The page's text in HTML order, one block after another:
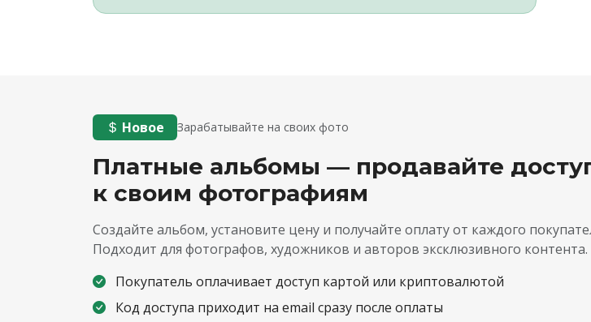
Новое Зарабатывайте на своих фото
Платные альбомы — продавайте
к своим фотографиям
Создайте альбом, установите цену и получайте оплату от каждого
Подходит для фотографов, художников и авторов эксклюзивного контента.
Покупатель оплачивает доступ картой или криптовалютой
Код доступа приходит на email сразу после оплаты